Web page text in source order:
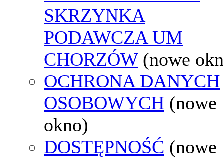
SKRZYNKA
PODAWCZA UM
CHORZÓW (nowe
OCHRONA DANYCH
OSOBOWYCH (nowe
okno)
DOSTĘPNOŚĆ (nowe